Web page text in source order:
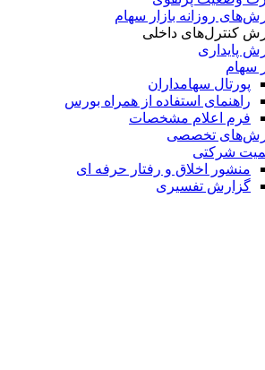
روزانه بازار سهام
کنترل‌های داخلی
پایداری
سهام
پورتال سهامداران
راهنمای استفاده از همراه بورس
فرم اعلام مشخصات
تخصصی
شرکتی
منشور اخلاق و رفتار حرفه­ ای
گزارش تفسیری